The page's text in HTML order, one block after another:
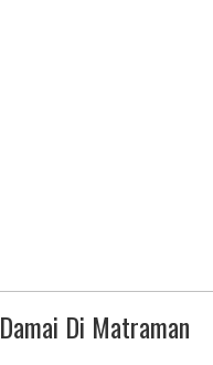
Damai Di Matraman